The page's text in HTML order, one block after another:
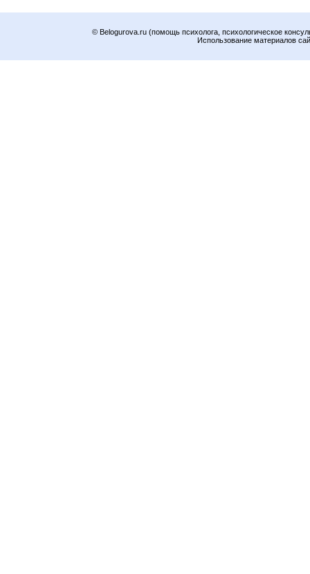
© Belogurova.ru (помощь психолога, психологическое
Использование материалов